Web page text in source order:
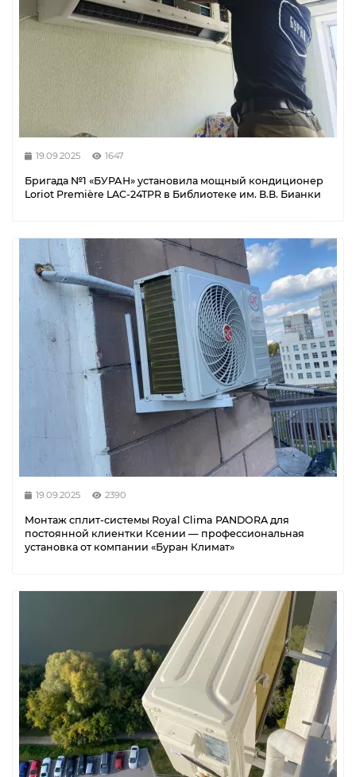
19.09.2025 1647
Бригада №1 «БУРАН» установила мощный кондиционер
Loriot Première LAC-24TPR в Библиотеке им. В.В. Бианки
19.09.2025 2390
Монтаж сплит-системы Royal Clima PANDORA для
постоянной клиентки Ксении — профессиональная
установка от компании «Буран Климат»